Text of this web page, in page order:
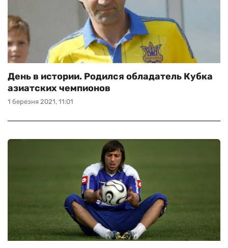
1 березня 2021, 11:01
День в истории. Родился обладатель Кубка
азиатских чемпионов